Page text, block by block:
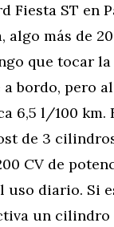
Fiesta ST en
algo más de
que tocar
bordo, pero
6,5 l/100 km.
de 3
CV de
uso diario. Si
un cilindro